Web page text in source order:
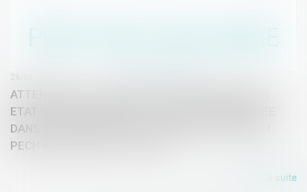
ATTENTION A LA SERVITUDE DE PASSAGE POUR
ETAT D'ENCLAVE QUI N'EST JAMAIS MENTIONNEE
DANS L'ACTE DE VENTE - Expertise par le cabinet
PECH DE LACLAUSE - JAULIN
29/05/2017
Lire la suite